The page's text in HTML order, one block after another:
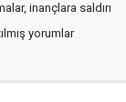
inançlara saldırı
yorumlar